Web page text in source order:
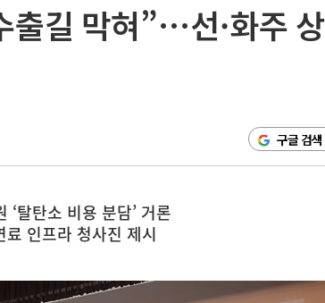
출길 막혀”…선·화주
구글 검
탈탄소 비용 분담’ 거론
인프라 청사진 제시